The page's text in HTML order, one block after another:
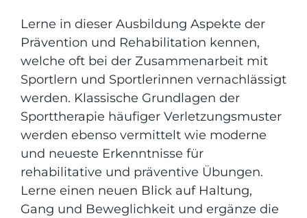
Lerne in dieser Ausbildung Aspekte der
Prävention und Rehabilitation kennen,
welche oft bei der Zusammenarbeit mit
Sportlern und Sportlerinnen vernachlässigt
werden. Klassische Grundlagen der
Sporttherapie häufiger Verletzungsmuster
werden ebenso vermittelt wie moderne
und neueste Erkenntnisse für
rehabilitative und präventive Übungen.
Lerne einen neuen Blick auf Haltung,
Gang und Beweglichkeit und ergänze die